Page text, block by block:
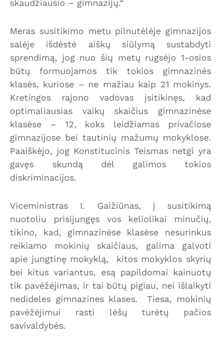
skaudžiausio – gimnazijų.“
Meras susitikimo metu pilnutėlėje gimnazijos
salėje išdėstė aiškų siūlymą sustabdyti
sprendimą, jog nuo šių metų rugsėjo 1-osios
būtų formuojamos tik tokios gimnazinės
klasės, kuriose – ne mažiau kaip 21 mokinys.
Kretingos rajono vadovas įsitikinęs, kad
optimaliausias vaikų skaičius gimnazinėse
klasėse – 12, koks leidžiamas privačiose
gimnazijose bei tautinių mažumų mokyklose.
Paaiškėjo, jog Konstitucinis Teismas netgi yra
gavęs skundą dėl galimos tokios
diskriminacijos.
Viceministras I. Gaižiūnas, į susitikimą
nuotoliu prisijungęs vos keliolikai minučių,
tikino, kad, gimnazinėse klasėse nesurinkus
reikiamo mokinių skaičiaus, galima galvoti
apie jungtinę mokyklą, kitos mokyklos skyrių
bei kitus variantus, esą papildomai kainuotų
tik pavėžėjimas, ir tai būtų pigiau, nei išlaikyti
nedideles gimnazines klases. Tiesa, mokinių
pavėžėjimui rasti lėšų turėtų pačios
savivaldybės.